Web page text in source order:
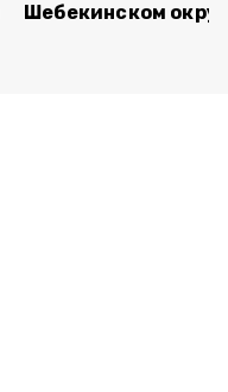
Шебекинском